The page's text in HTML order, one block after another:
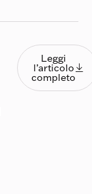
Leggi
Leggi
l’articolo
completo
